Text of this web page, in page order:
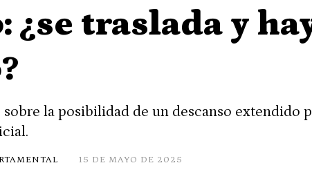
¿se traslada y
sobre la posibilidad de un descanso extendido
15 DE MAYO DE 2025